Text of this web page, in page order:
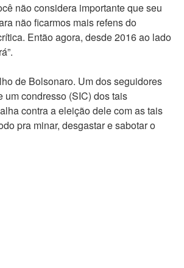
não considera importante que seu
não ficarmos mais refens do
Então agora, desde 2016 ao lado
de Bolsonaro. Um dos seguidores
um condresso (SIC) dos tais
contra a eleição dele com as tais
pra minar, desgastar e sabotar o